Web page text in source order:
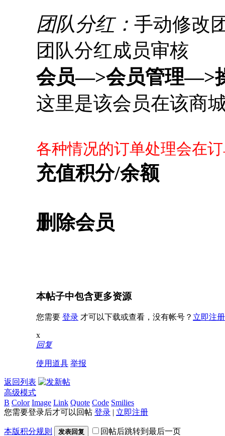
团队分红： 手动修改
团队分红成员审核
会员—>会员管理—>
这里是该会员在该商
各种情况的订单处理会在
充值积分/余额
删除会员
本帖子中包含更多资源
您需要 登录 才可以下载或查看，没有帐号？ 立即注册
x
回复
使用道具 举报
返回列表
高级模式
B Color Image Link Quote Code Smilies
您需要登录后才可以回帖 登录 | 立即注册
本版积分规则 发表回复 回帖后跳转到最后一页